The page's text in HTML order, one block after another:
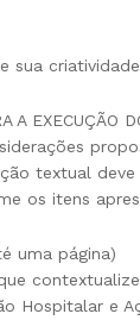
sua criatividade
A EXECUÇÃO
textual deve
os itens
uma página)
Hospitalar e